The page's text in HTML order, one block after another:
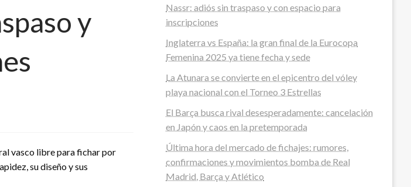
y
vasco libre para fichar por
su diseño y sus
Nassr: adiós sin traspaso y con espacio para
inscripciones
Inglaterra vs España: la gran final de la Eurocopa
Femenina 2025 ya tiene fecha y sede
La Atunara se convierte en el epicentro del vóley
playa nacional con el Torneo 3 Estrellas
El Barça busca rival desesperadamente: cancelación
en Japón y caos en la pretemporada
Última hora del mercado de fichajes: rumores,
confirmaciones y movimientos bomba de Real
Madrid, Barça y Atlético